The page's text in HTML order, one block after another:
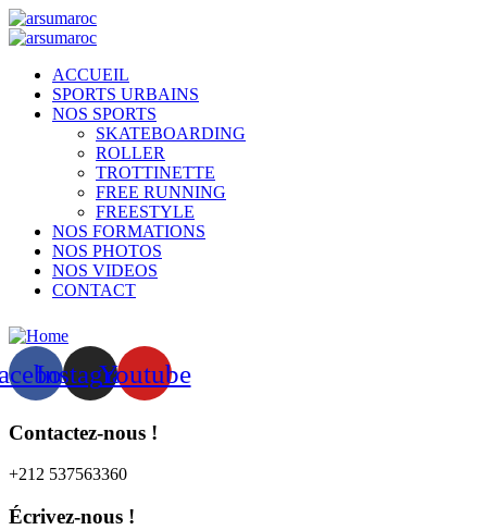
ACCUEIL
SPORTS URBAINS
NOS SPORTS
SKATEBOARDING
ROLLER
TROTTINETTE
FREE RUNNING
FREESTYLE
NOS FORMATIONS
NOS PHOTOS
NOS VIDEOS
CONTACT
InstagramYoutube
Contactez-nous !​
+212 537563360
Écrivez-nous !​